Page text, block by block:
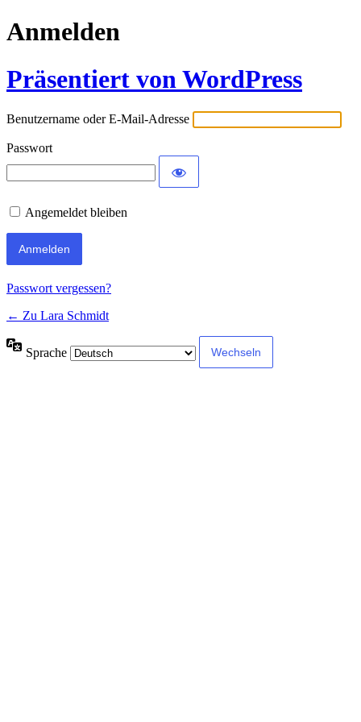
Anmelden
Präsentiert von WordPress
Benutzername oder E-Mail-Adresse
Passwort
Angemeldet bleiben
Passwort vergessen?
← Zu Lara Schmidt
Sprache